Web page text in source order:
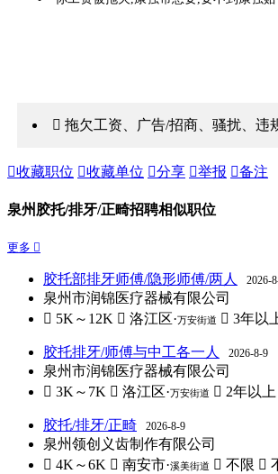
 拖欠工资、广告/招商、骚扰、违
收藏职位 收藏单位 分享 举报 备注
泉州胶托/排牙/正畸招聘相似职位
更多 
胶托部排牙师傅/隐形师傅/两人 2026-
泉州市润锦医疗器械有限公司
 5K～12K  洛江区·万安街道  3年以
胶托排牙/师傅与中工各一人 2026-8-9
泉州市润锦医疗器械有限公司
 3K～7K  洛江区·万安街道  2年以上
胶托/排牙/正畸 2026-8-9
泉州领创义齿制作有限公司
 4K～6K  南安市·溪美街道  不限 